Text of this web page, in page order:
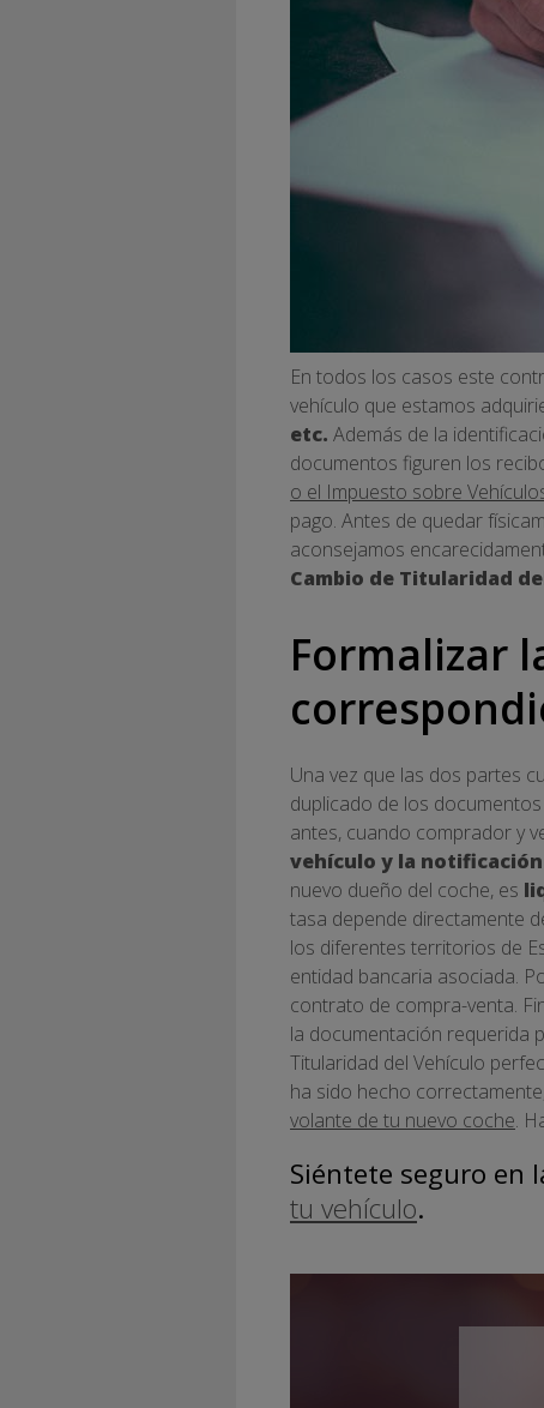
En todos los casos este
vehículo que estamos
etc. Además de la
documentos figuren los
o el Impuesto sobre
pago. Antes de quedar
aconsejamos
Cambio de Titularidad
Formalizar
Una vez que las dos partes
duplicado de los
antes, cuando comprador y
vehículo y la
nuevo dueño del coche, es
tasa depende directamente
los diferentes territorios de
entidad bancaria asociada.
contrato de compra-venta.
la documentación requerida
Titularidad del Vehículo
ha sido hecho
volante de tu nuevo coche.
Siéntete seguro en
tu vehículo.